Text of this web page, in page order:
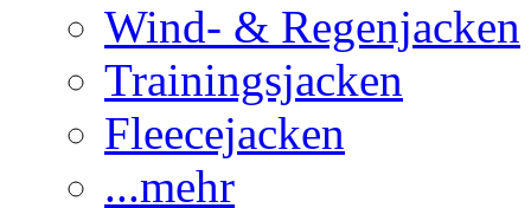
Wind- & Regenjacken
Trainingsjacken
Fleecejacken
...mehr